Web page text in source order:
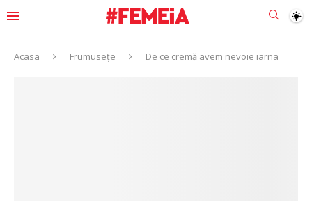
Acasa Frumusețe De ce cremă avem nevoie iarna